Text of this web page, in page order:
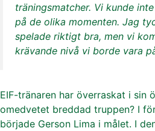
träningsmatcher. Vi kunde
på de olika momenten. Jag
spelade riktigt bra, men vi
krävande nivå vi borde vara
EIF-tränaren har överraskat i sin
omedvetet breddad truppen? I
började Gerson Lima i målet. I